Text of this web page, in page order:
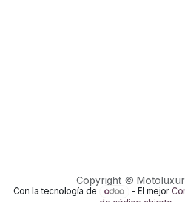
Copyright ©
Con la tecnología de - El mejor